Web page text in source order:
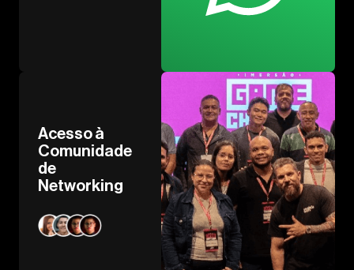
Acesso à
Comunidade
de
Networking